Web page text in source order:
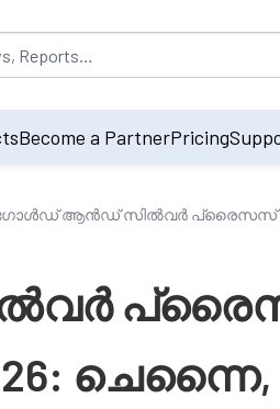
by default on accessing the input
Become a PartnerPricing
ആൻഡ് സിൽവർ പ്രൈസസ് ടുഡേ,
ചെന്നൈ,